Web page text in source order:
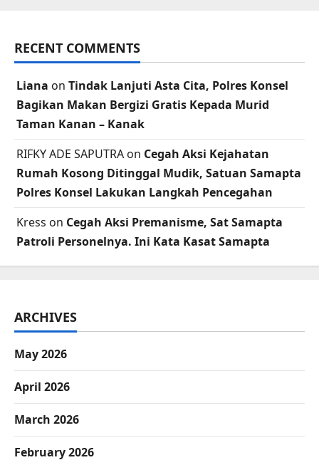
RECENT COMMENTS
Liana on Tindak Lanjuti Asta Cita, Polres Konsel
Bagikan Makan Bergizi Gratis Kepada Murid
Taman Kanan – Kanak
RIFKY ADE SAPUTRA on Cegah Aksi Kejahatan
Rumah Kosong Ditinggal Mudik, Satuan Samapta
Polres Konsel Lakukan Langkah Pencegahan
Kress on Cegah Aksi Premanisme, Sat Samapta
Patroli Personelnya. Ini Kata Kasat Samapta
ARCHIVES
May 2026
April 2026
March 2026
February 2026